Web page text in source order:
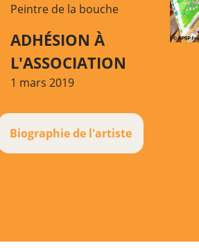
Peintre de la bouche
ADHÉSION À
L'ASSOCIATION
1 mars 2019
Biographie de l'artiste